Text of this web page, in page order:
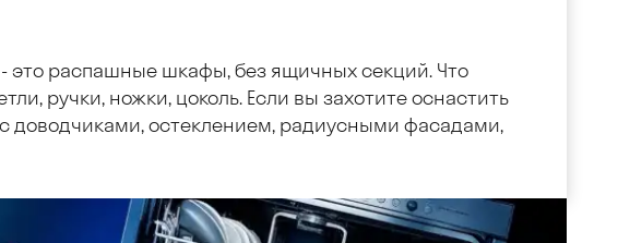
- это распашные шкафы, без ящичных секций. Что
ручки, ножки, цоколь. Если вы захотите оснастить
остеклением, радиусными фасадами,